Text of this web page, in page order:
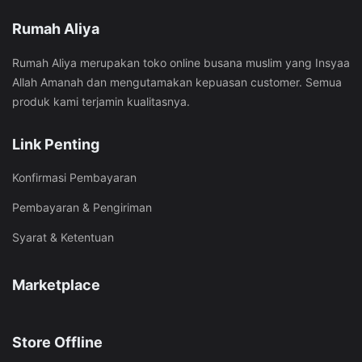
Rumah Aliya
Rumah Aliya merupakan toko online busana muslim yang Insyaa
Allah Amanah dan mengutamakan kepuasan customer. Semua
produk kami terjamin kualitasnya.
Link Penting
Konfirmasi Pembayaran
Pembayaran & Pengiriman
Syarat & Ketentuan
Marketplace
Store Offline